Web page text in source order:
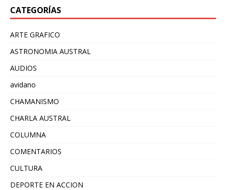
CATEGORÍAS
ARTE GRAFICO
ASTRONOMIA AUSTRAL
AUDIOS
avidano
CHAMANISMO
CHARLA AUSTRAL
COLUMNA
COMENTARIOS
CULTURA
DEPORTE EN ACCION